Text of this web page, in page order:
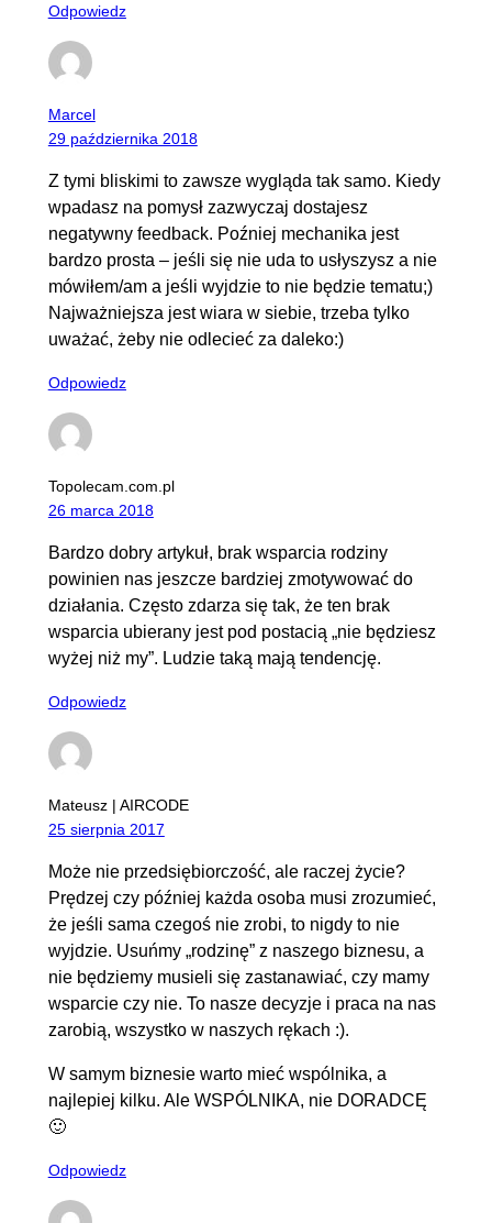
Odpowiedz
Marcel
29 października 2018
Z tymi bliskimi to zawsze wygląda tak samo. Kiedy
wpadasz na pomysł zazwyczaj dostajesz
negatywny feedback. Poźniej mechanika jest
bardzo prosta – jeśli się nie uda to usłyszysz a nie
mówiłem/am a jeśli wyjdzie to nie będzie tematu;)
Najważniejsza jest wiara w siebie, trzeba tylko
uważać, żeby nie odlecieć za daleko:)
Odpowiedz
Topolecam.com.pl
26 marca 2018
Bardzo dobry artykuł, brak wsparcia rodziny
powinien nas jeszcze bardziej zmotywować do
działania. Często zdarza się tak, że ten brak
wsparcia ubierany jest pod postacią „nie będziesz
wyżej niż my”. Ludzie taką mają tendencję.
Odpowiedz
Mateusz | AIRCODE
25 sierpnia 2017
Może nie przedsiębiorczość, ale raczej życie?
Prędzej czy później każda osoba musi zrozumieć,
że jeśli sama czegoś nie zrobi, to nigdy to nie
wyjdzie. Usuńmy „rodzinę” z naszego biznesu, a
nie będziemy musieli się zastanawiać, czy mamy
wsparcie czy nie. To nasze decyzje i praca na nas
zarobią, wszystko w naszych rękach :).
W samym biznesie warto mieć wspólnika, a
najlepiej kilku. Ale WSPÓLNIKA, nie DORADCĘ
🙂
Odpowiedz